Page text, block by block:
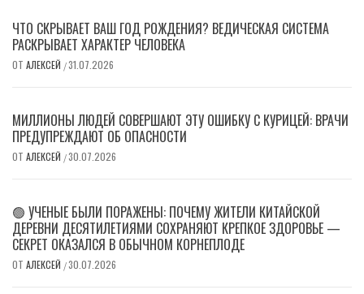
ЧТО СКРЫВАЕТ ВАШ ГОД РОЖДЕНИЯ? ВЕДИЧЕСКАЯ СИСТЕМА
РАСКРЫВАЕТ ХАРАКТЕР ЧЕЛОВЕКА
ОТ АЛЕКСЕЙ /31.07.2026
МИЛЛИОНЫ ЛЮДЕЙ СОВЕРШАЮТ ЭТУ ОШИБКУ С КУРИЦЕЙ: ВРАЧИ
ПРЕДУПРЕЖДАЮТ ОБ ОПАСНОСТИ
ОТ АЛЕКСЕЙ /30.07.2026
🟢 УЧЕНЫЕ БЫЛИ ПОРАЖЕНЫ: ПОЧЕМУ ЖИТЕЛИ КИТАЙСКОЙ
ДЕРЕВНИ ДЕСЯТИЛЕТИЯМИ СОХРАНЯЮТ КРЕПКОЕ ЗДОРОВЬЕ —
СЕКРЕТ ОКАЗАЛСЯ В ОБЫЧНОМ КОРНЕПЛОДЕ
ОТ АЛЕКСЕЙ /30.07.2026